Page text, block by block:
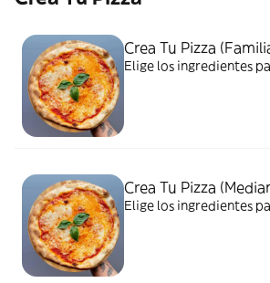
Crea Tu Pizza
Elige los ingredientes
Crea Tu Pizza
Elige los ingredientes